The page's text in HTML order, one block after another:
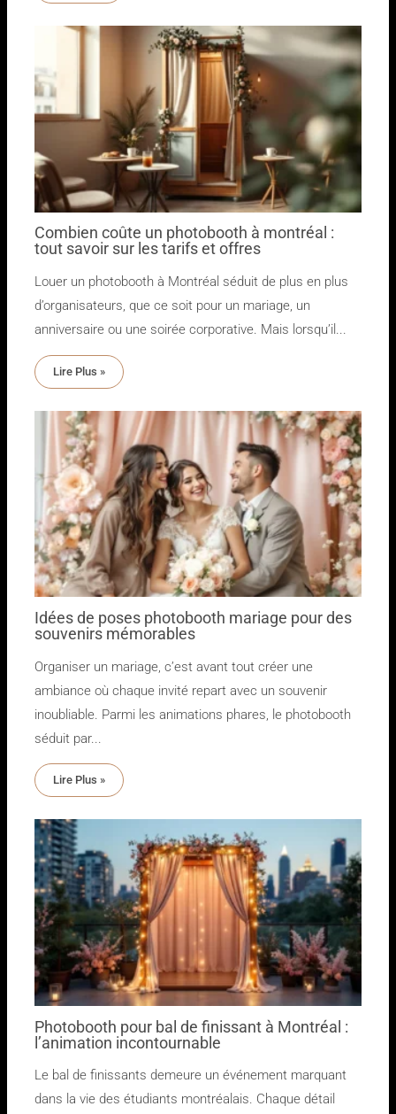
Combien coûte un photobooth à montréal :
tout savoir sur les tarifs et offres
Louer un photobooth à Montréal séduit de plus en plus
d’organisateurs, que ce soit pour un mariage, un
anniversaire ou une soirée corporative. Mais lorsqu’il...
Lire Plus »
Idées de poses photobooth mariage pour des
souvenirs mémorables
Organiser un mariage, c’est avant tout créer une
ambiance où chaque invité repart avec un souvenir
inoubliable. Parmi les animations phares, le photobooth
séduit par...
Lire Plus »
Photobooth pour bal de finissant à Montréal :
l’animation incontournable
Le bal de finissants demeure un événement marquant
dans la vie des étudiants montréalais. Chaque détail